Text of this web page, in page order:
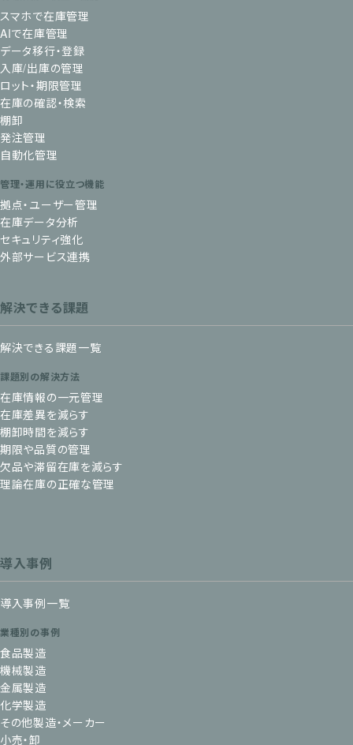
スマホで在庫管理
AIで在庫管理
データ移行・登録
入庫/出庫の管理
ロット・期限管理
在庫の確認・検索
棚卸
発注管理
自動化管理
管理・運用に役立つ機能
拠点・ユーザー管理
在庫データ分析
セキュリティ強化
外部サービス連携
解決できる課題
解決できる課題一覧
課題別の解決方法
在庫情報の一元管理
在庫差異を減らす
棚卸時間を減らす
期限や品質の管理
欠品や滞留在庫を減らす
理論在庫の正確な管理
導入事例
導入事例一覧
業種別の事例
食品製造
機械製造
金属製造
化学製造
その他製造・メーカー
小売・卸